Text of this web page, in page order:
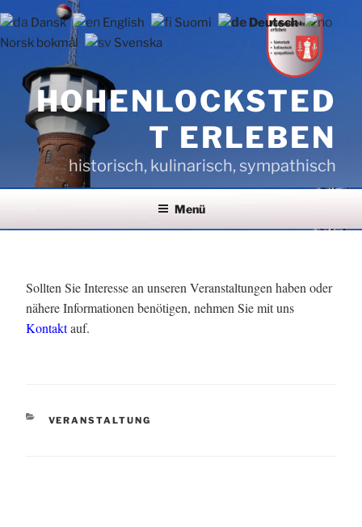
Inhalt
springen
HOHENLOCKSTED
T ERLEBEN
historisch, kulinarisch, sympathisch
Menü
AM
Sollten Sie Interesse an unseren Veranstaltungen haben oder
nähere Informationen benötigen, nehmen Sie mit uns
Kontaktauf.
KATEGORIEN
VERANSTALTUNG
Dansk English Suomi
Deutsch
Norsk bokmål
Svenska